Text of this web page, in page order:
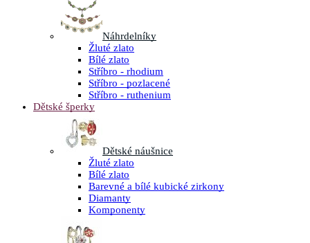
Náhrdelníky
Žluté zlato
Bílé zlato
Stříbro - rhodium
Stříbro - pozlacené
Stříbro - ruthenium
Dětské šperky
Dětské náušnice
Žluté zlato
Bílé zlato
Barevné a bílé kubické zirkony
Diamanty
Komponenty